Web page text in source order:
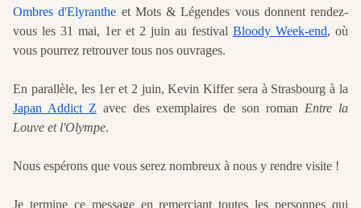
Ombres d'Elyranthe et Mots & Légendes vous donnent rendez-
vous les 31 mai, 1er et 2 juin au festival Bloody Week-end, où
vous pourrez retrouver tous nos ouvrages.
En parallèle, les 1er et 2 juin, Kevin Kiffer sera à Strasbourg à la
Japan Addict Z avec des exemplaires de son roman Entre la
Louve et l'Olympe.
Nous espérons que vous serez nombreux à nous y rendre visite !
Je termine ce message en remerciant toutes les personnes qui